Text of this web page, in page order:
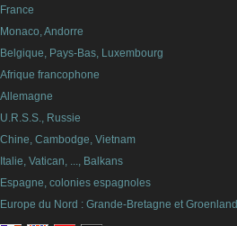
France
Monaco, Andorre
Belgique, Pays-Bas, Luxembourg
Afrique francophone
Allemagne
U.R.S.S., Russie
Chine, Cambodge, Vietnam
Italie, Vatican, ..., Balkans
Espagne, colonies espagnoles
Europe du Nord : Grande-Bretagne et Groenland